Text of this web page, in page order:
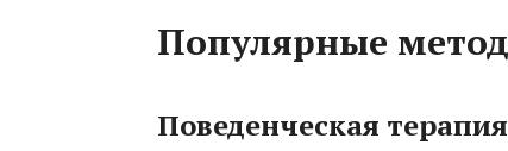
Популярные
Поведенческая терапия